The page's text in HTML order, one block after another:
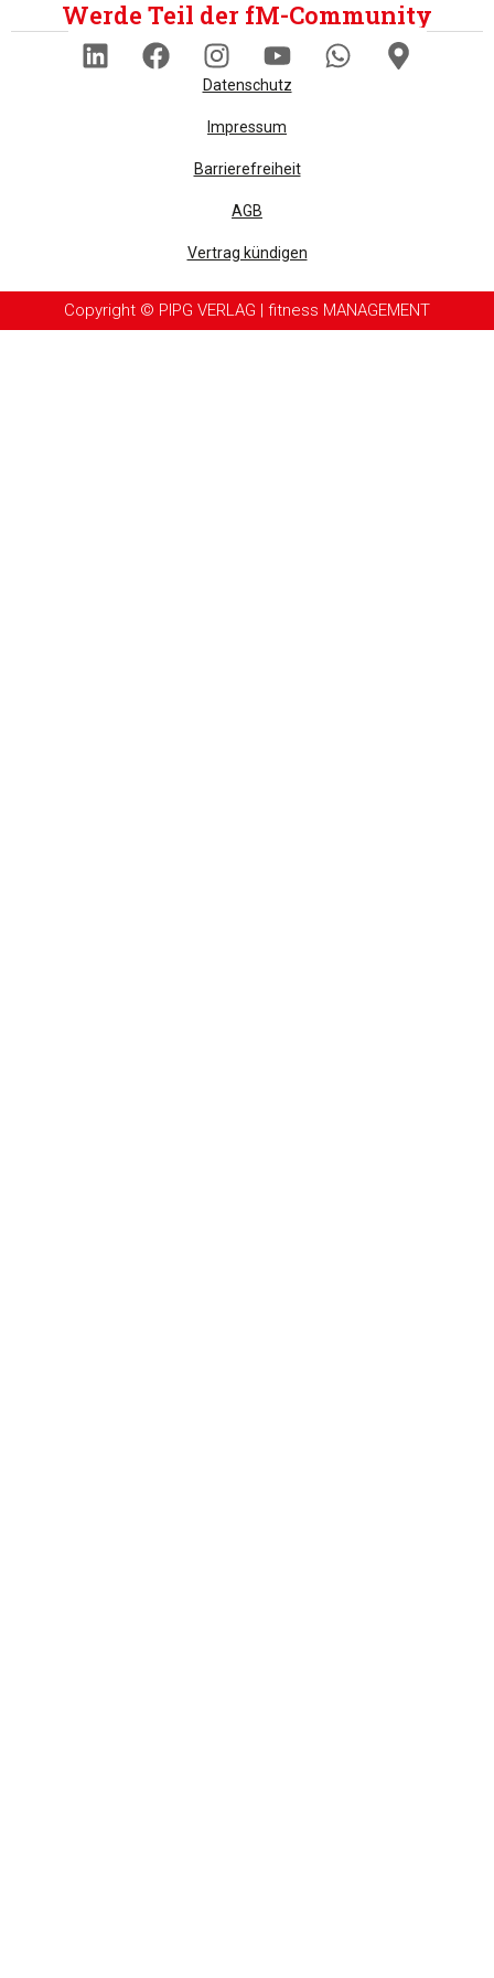
Werde Teil der fM-Community
Datenschutz
Impressum
Barrierefreiheit
AGB
Vertrag kündigen
Copyright © PIPG VERLAG | fitness MANAGEMENT